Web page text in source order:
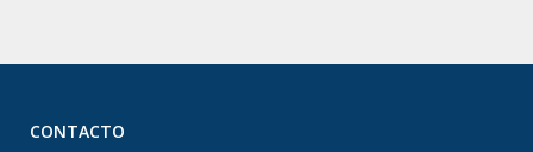
CONTACTO